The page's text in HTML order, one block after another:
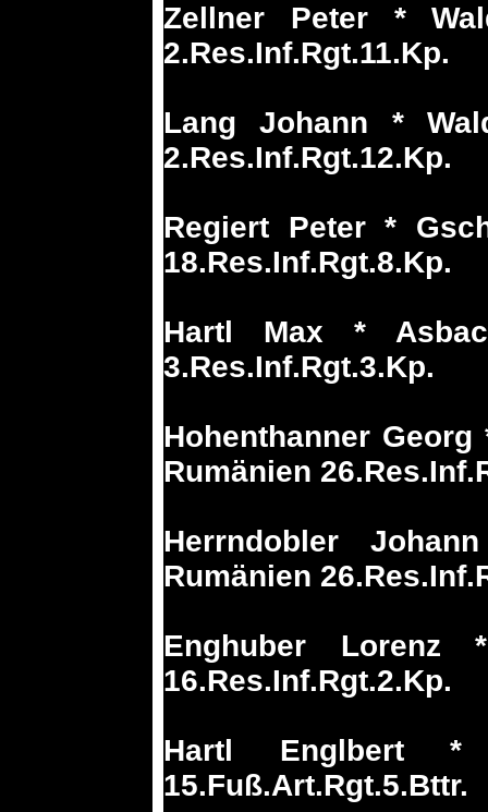
Zellner Peter *
2.Res.Inf.Rgt.11.Kp.
Lang Johann *
2.Res.Inf.Rgt.12.Kp.
Regiert Peter *
18.Res.Inf.Rgt.8.Kp.
Hartl Max *
3.Res.Inf.Rgt.3.Kp.
Hohenthanner
Rumänien
Herrndobler
Rumänien
Enghuber
16.Res.Inf.Rgt.2.Kp.
Hartl Englbert
15.Fuß.Art.Rgt.5.Bttr.